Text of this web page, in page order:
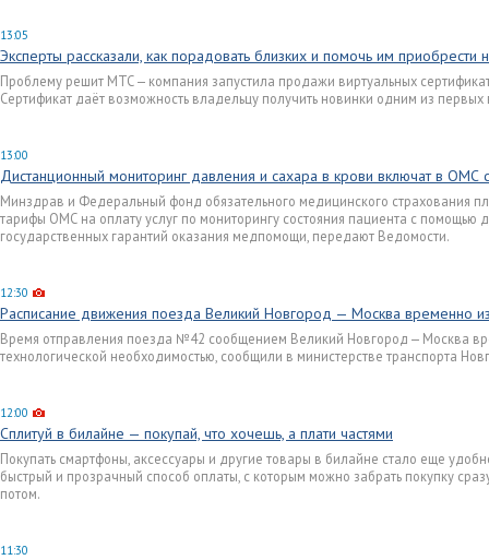
13:05
Эксперты рассказали, как порадовать близких и помочь им
Проблему решит МТС — компания запустила продажи виртуальных
Сертификат даёт возможность владельцу получить новинки одним из первых
13:00
Дистанционный мониторинг давления и сахара в крови включат в ОМС
Минздрав и Федеральный фонд обязательного медицинского страхования
тарифы ОМС на оплату услуг по мониторингу состояния пациента с помощью
государственных гарантий оказания медпомощи, передают Ведомости.
12:30
Расписание движения поезда Великий Новгород — Москва временно
Время отправления поезда №42 сообщением Великий Новгород — Москва
технологической необходимостью, сообщили в министерстве транспорта
12:00
Сплитуй в билайне — покупай, что хочешь, а плати частями
Покупать смартфоны, аксессуары и другие товары в билайне стало еще
быстрый и прозрачный способ оплаты, с которым можно забрать покупку
потом.
11:30